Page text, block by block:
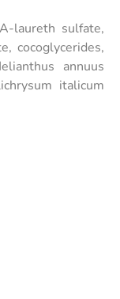
laureth sulfate,
cocoglycerides,
annuus
italicum